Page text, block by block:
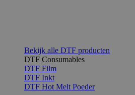
Bekijk alle DTF producten
DTF Consumables
DTF Film
DTF Inkt
DTF Hot Melt Poeder